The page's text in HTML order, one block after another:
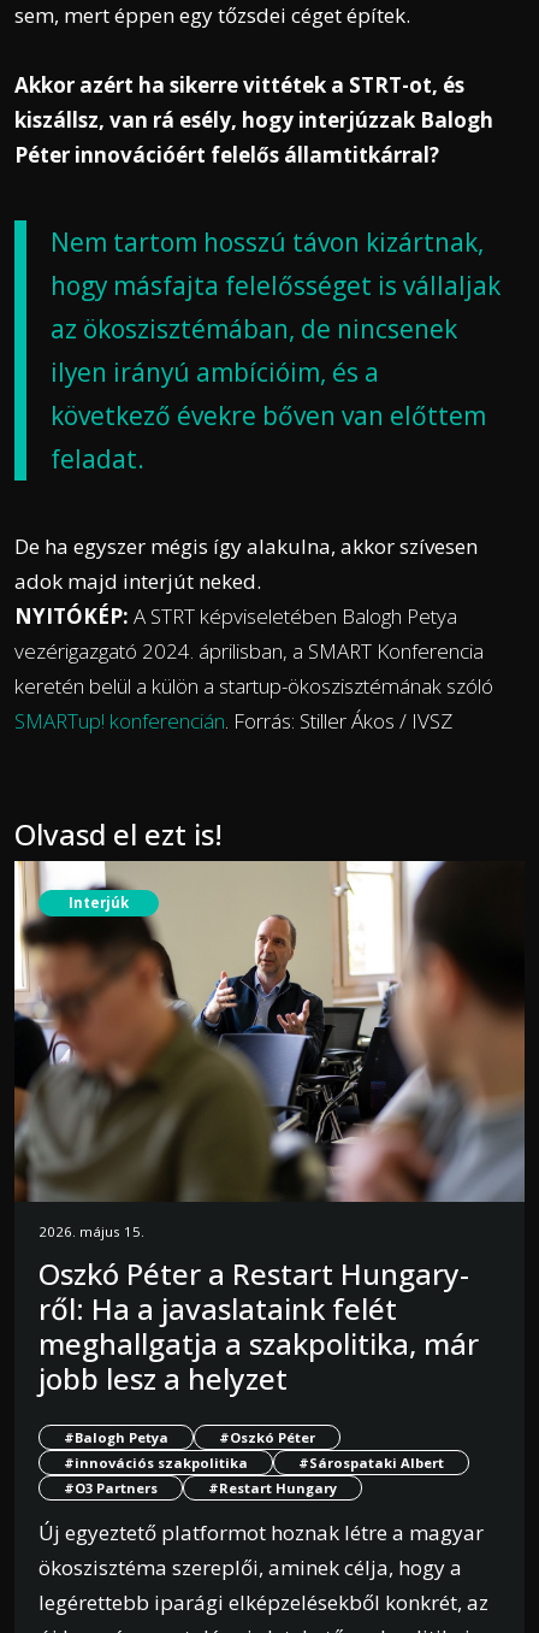
sem, mert éppen egy tőzsdei céget építek.
Akkor azért ha sikerre vittétek a STRT-ot, és
kiszállsz, van rá esély, hogy interjúzzak Balogh
Péter innovációért felelős államtitkárral?
Nem tartom hosszú távon kizártnak,
hogy másfajta felelősséget is vállaljak
az ökoszisztémában, de nincsenek
ilyen irányú ambícióim, és a
következő évekre bőven van előttem
feladat.
De ha egyszer mégis így alakulna, akkor szívesen
adok majd interjút neked.
NYITÓKÉP: A STRT képviseletében Balogh Petya
vezérigazgató 2024. áprilisban, a SMART Konferencia
keretén belül a külön a startup-ökoszisztémának szóló
SMARTup! konferencián. Forrás: Stiller Ákos / IVSZ
Olvasd el ezt is!
Interjúk
2026. május 15.
Oszkó Péter a Restart Hungary-
ről: Ha a javaslataink felét
meghallgatja a szakpolitika, már
jobb lesz a helyzet
#Balogh Petya
#Oszkó Péter
#innovációs szakpolitika
#Sárospataki Albert
#O3 Partners
#Restart Hungary
Új egyeztető platformot hoznak létre a magyar
ökoszisztéma szereplői, aminek célja, hogy a
legérettebb iparági elképzelésekből konkrét, az